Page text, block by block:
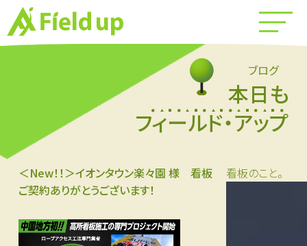
ブログ
本日も
フィールド・アップ
＜New！！＞イオンタウン楽々園 様 看板
ご契約ありがとうございます！
看板のこと。